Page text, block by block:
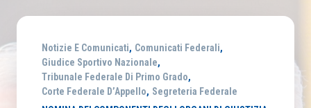
Notizie E Comunicati, Comunicati Federali,
Giudice Sportivo Nazionale,
Tribunale Federale Di Primo Grado,
Corte Federale D’Appello, Segreteria Federale